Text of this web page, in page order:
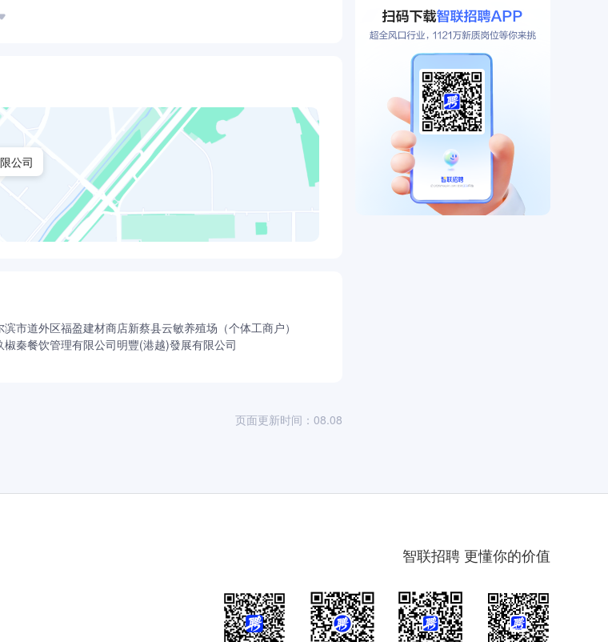
公司
滨市道外区福盈建材商店新蔡县云敏养殖场（个体工商户）
椒秦餐饮管理有限公司明豐(港越)發展有限公司
页面更新时间：08.08
智联招聘 更懂你的价值